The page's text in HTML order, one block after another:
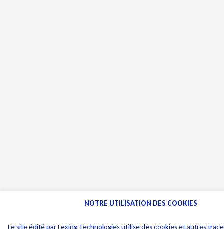
NOTRE UTILISATION DES COOKIES
Le site édité par Lexing Technologies utilise des cookies et autres